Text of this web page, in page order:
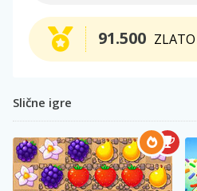
ZLATO
91.500
Slične igre